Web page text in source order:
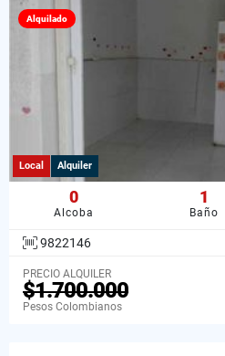
Alquilado
Local Alquiler
0
Alcoba
1
Baño
9822146
PRECIO ALQUILER
$1.700.000
Pesos Colombianos